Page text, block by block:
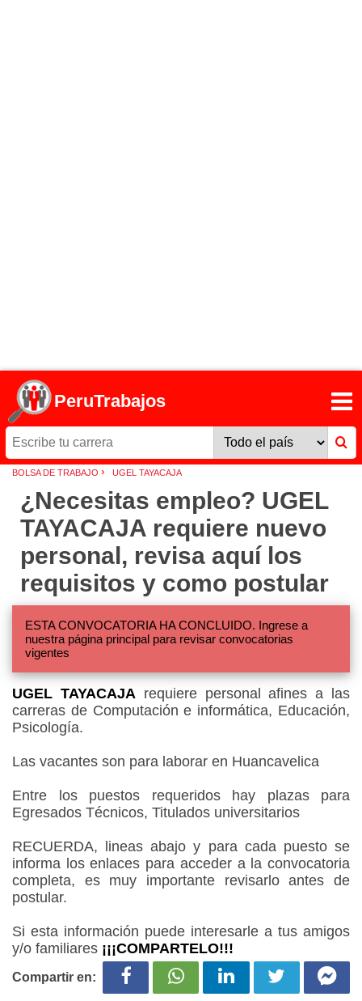
PeruTrabajos
BOLSA DE TRABAJO › UGEL TAYACAJA
¿Necesitas empleo? UGEL
TAYACAJA requiere nuevo
personal, revisa aquí los
requisitos y como postular
ESTA CONVOCATORIA HA CONCLUIDO. Ingrese a
nuestra página principal para revisar convocatorias
vigentes
UGEL TAYACAJArequiere personal afines a las
carreras de Computación e informática, Educación,
Psicología.
Las vacantes son para laborar en Huancavelica
Entre los puestos requeridos hay plazas para
Egresados Técnicos, Titulados universitarios
RECUERDA, lineas abajo y para cada puesto se
informa los enlaces para acceder a la convocatoria
completa, es muy importante revisarlo antes de
postular.
Si esta información puede interesarle a tus amigos
y/o familiares ¡¡¡COMPARTELO!!!
Compartir en: